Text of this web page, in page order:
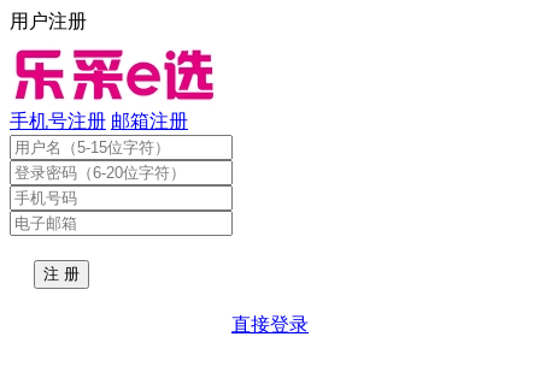
用户注册
手机号注册 邮箱注册
直接登录